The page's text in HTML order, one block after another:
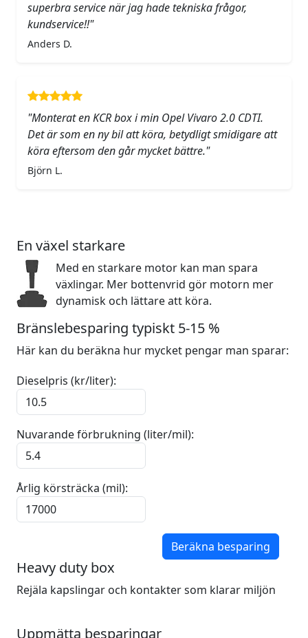
superbra service när jag hade tekniska frågor,
kundservice!!"
Anders D.
"Monterat en KCR box i min Opel Vivaro 2.0 CDTI.
Det är som en ny bil att köra, betydligt smidigare att
köra eftersom den går mycket bättre."
Björn L.
En växel starkare
Med en starkare motor kan man spara
växlingar. Mer bottenvrid gör motorn mer
dynamisk och lättare att köra.
Bränslebesparing typiskt 5-15 %
Här kan du beräkna hur mycket pengar man sparar:
Dieselpris (kr/liter):
Nuvarande förbrukning (liter/mil):
Årlig körsträcka (mil):
Beräkna besparing
Heavy duty box
Rejäla kapslingar och kontakter som klarar miljön
Uppmätta besparingar